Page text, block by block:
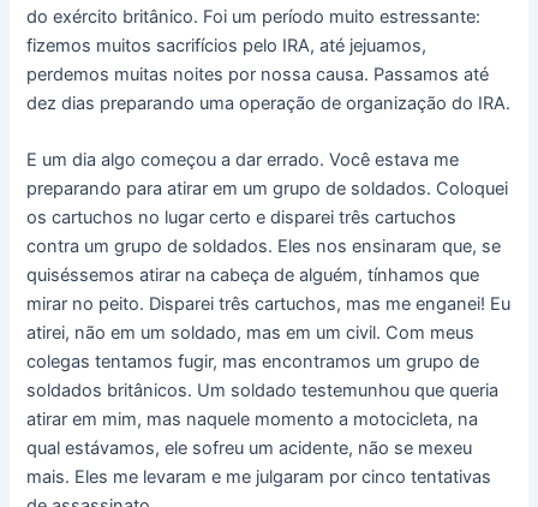
do exército britânico. Foi um período muito estressante:
fizemos muitos sacrifícios pelo IRA, até jejuamos,
perdemos muitas noites por nossa causa. Passamos até
dez dias preparando uma operação de organização do IRA.
E um dia algo começou a dar errado. Você estava me
preparando para atirar em um grupo de soldados. Coloquei
os cartuchos no lugar certo e disparei três cartuchos
contra um grupo de soldados. Eles nos ensinaram que, se
quiséssemos atirar na cabeça de alguém, tínhamos que
mirar no peito. Disparei três cartuchos, mas me enganei! Eu
atirei, não em um soldado, mas em um civil. Com meus
colegas tentamos fugir, mas encontramos um grupo de
soldados britânicos. Um soldado testemunhou que queria
atirar em mim, mas naquele momento a motocicleta, na
qual estávamos, ele sofreu um acidente, não se mexeu
mais. Eles me levaram e me julgaram por cinco tentativas